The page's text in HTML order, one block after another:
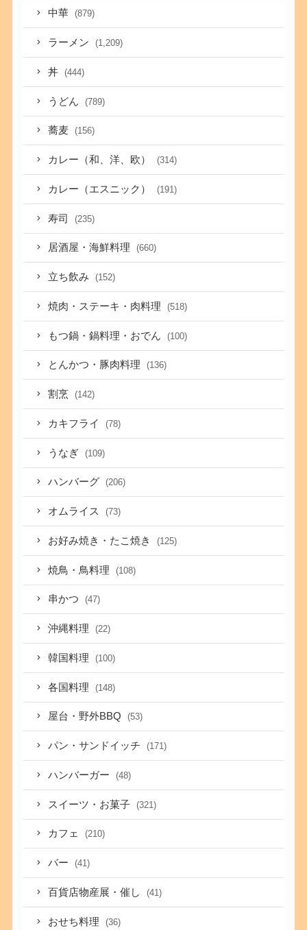
中華 (879)
ラーメン (1,209)
丼 (444)
うどん (789)
蕎麦 (156)
カレー（和、洋、欧） (314)
カレー（エスニック） (191)
寿司 (235)
居酒屋・海鮮料理 (660)
立ち飲み (152)
焼肉・ステーキ・肉料理 (518)
もつ鍋・鍋料理・おでん (100)
とんかつ・豚肉料理 (136)
割烹 (142)
カキフライ (78)
うなぎ (109)
ハンバーグ (206)
オムライス (73)
お好み焼き・たこ焼き (125)
焼鳥・鳥料理 (108)
串かつ (47)
沖縄料理 (22)
韓国料理 (100)
各国料理 (148)
屋台・野外BBQ (53)
パン・サンドイッチ (171)
ハンバーガー (48)
スイーツ・お菓子 (321)
カフェ (210)
バー (41)
百貨店物産展・催し (41)
おせち料理 (36)